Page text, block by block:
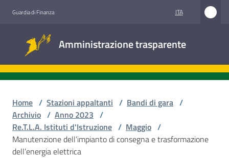
Guardia di Finanza ITA
Amministrazione trasparente
trasparente
Accesso
civico
Home / Stazioni appaltanti / Bandi di gara /
Archivio / Anno 2023 /
Re.T.L.A. Istituti d'Istruzione / Maggio /
Manutenzione dell’impianto di consegna e trasformazione
dell’energia elettrica